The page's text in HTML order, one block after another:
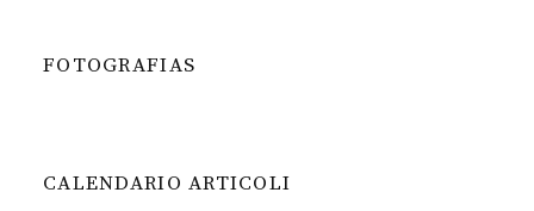
FOTOGRAFIAS
CALENDARIO ARTICOLI